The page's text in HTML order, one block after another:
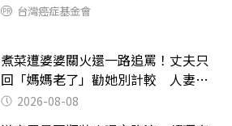
台灣癌症基金會
煮菜遭婆婆關火還一路追罵！丈夫只
回「媽媽老了」勸她別計較 人妻超
崩潰：我像台傭
2026-08-08